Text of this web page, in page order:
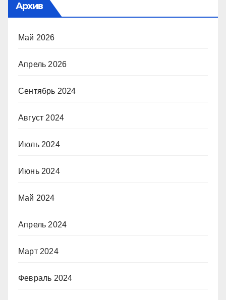
Архив
Май 2026
Апрель 2026
Сентябрь 2024
Август 2024
Июль 2024
Июнь 2024
Май 2024
Апрель 2024
Март 2024
Февраль 2024